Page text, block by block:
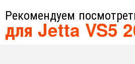
Рекомендуем
для Jetta VS5